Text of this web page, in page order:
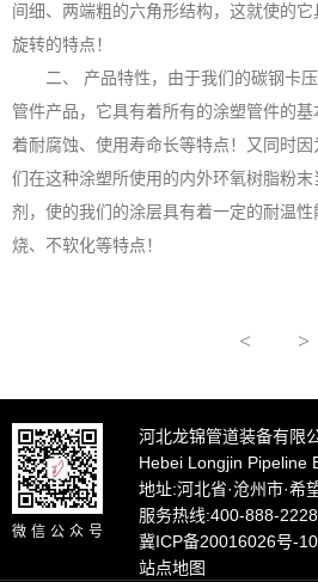
间细、两端粗的六角形结构，这就使的
旋转的特点！
二、 产品特性，由于我们的碳钢卡压
管件产品，它具有着所有的涂塑管件的
着耐腐蚀、使用寿命长等特点！又同时
们在这种涂塑所使用的内外环氧树脂粉
剂，使的我们的涂层具有着一定的耐温
烧、不软化等特点！
< >
微信公众号
河北龙锦管道装备有限
Hebei Longjin Pipeline
地址:河北省·沧州市·希
服务热线:400-888-2228
冀ICP备20016026号-10
站点地图